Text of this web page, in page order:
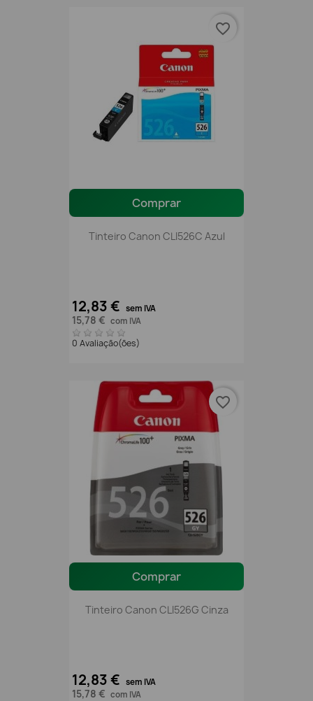
Comprar
Tinteiro Canon CLI526C Azul
12,83 € sem IVA
15,78 € com IVA
0 Avaliação(ões)
favorite_border
Comprar
Tinteiro Canon CLI526G Cinza
12,83 € sem IVA
15,78 € com IVA
favorite_border